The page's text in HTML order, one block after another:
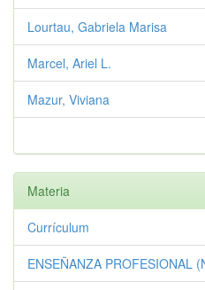
Lourtau, Gabriela Marisa
Marcel, Ariel L.
Mazur, Viviana
Materia
Currículum
ENSEÑANZA PROFESIONAL